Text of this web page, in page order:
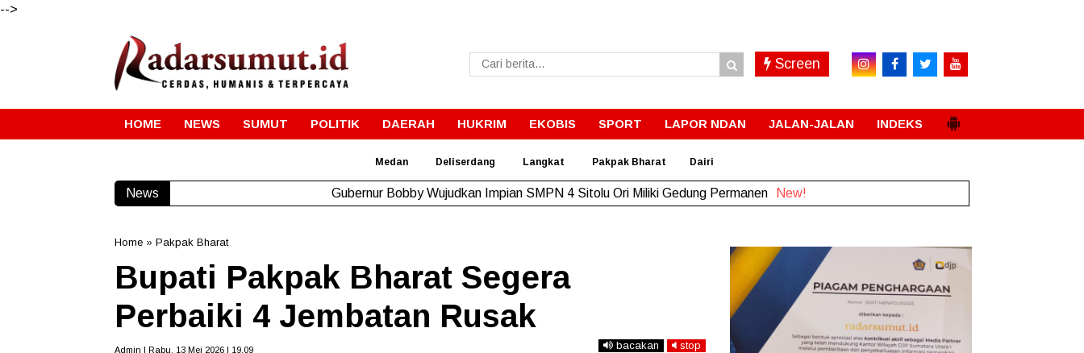
-->
Screen
HOME NEWS SUMUT POLITIK DAERAH HUKRIM EKOBIS SPORT LAPOR NDAN JALAN-JALAN INDEKS
Medan Deliserdang Langkat Pakpak Bharat Dairi
News Gubernur Bobby Wujudkan Impian SMPN 4 Sitolu Ori Miliki Gedung Permanen New!
Home » Pakpak Bharat
Bupati Pakpak Bharat Segera
Perbaiki 4 Jembatan Rusak
Admin | Rabu, 13 Mei 2026 | 19.09 bacakan stop